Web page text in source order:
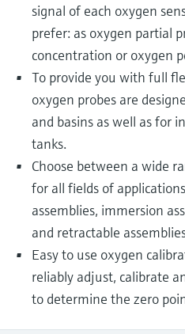
signal of each oxygen
prefer: as oxygen partial
concentration or oxygen
To provide you with full
oxygen probes are
and basins as well as for
tanks.
Choose between a wide
for all fields of
assemblies, immersion
and retractable
Easy to use oxygen
reliably adjust, calibrate
to determine the zero